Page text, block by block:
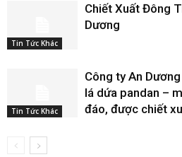
Tin Tức Khác
Chiết Xuất Đông
Dương
Tin Tức Khác
Công ty An
lá dứa pandan –
đáo, được chiết